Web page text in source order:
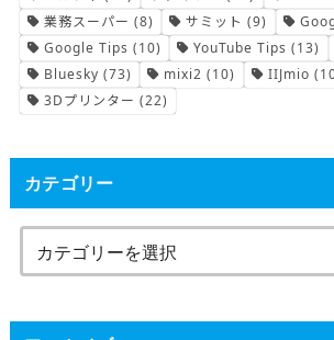
業務スーパー (8) サミット (9)
Google Tips (10) YouTube Tips (13)
Bluesky (73) mixi2 (10) IIJmio
3Dプリンター (22)
カテゴリー